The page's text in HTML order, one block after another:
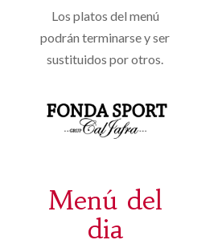
Los platos del menú
podrán terminarse y ser
sustituidos por otros.
Menú del
dia